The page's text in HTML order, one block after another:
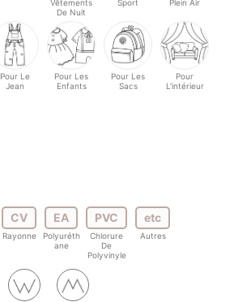
Vêtements
De Nuit
Sport Plein Air
Pour Le
Jean
Pour Les
Enfants
Pour Les
Sacs
Pour
L'intérieur
CV
Rayonne
EA
Polyuréth
ane
PVC
Chlorure
De
Polyvinyle
etc
Autres